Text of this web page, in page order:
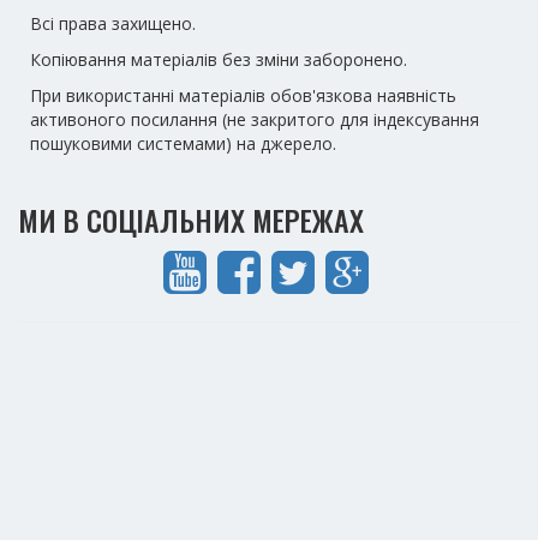
Всі права захищено.
Копіювання матеріалів без зміни заборонено.
При використанні матеріалів обов'язкова наявність
активоного посилання (не закритого для індексування
пошуковими системами) на джерело.
МИ В СОЦІАЛЬНИХ МЕРЕЖАХ